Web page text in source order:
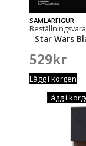
SAMLARFIGUR
Beställningsvara
Star Wars
529kr
Lägg i korgen
Lägg i